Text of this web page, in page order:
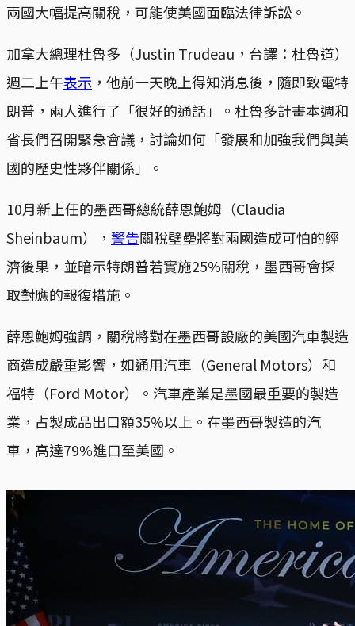
兩國大幅提高關稅，可能使美國面臨法律訴訟。
加拿大總理杜魯多（Justin Trudeau，台譯：杜魯道）
週二上午表示 ，他前一天晚上得知消息後，隨即致電特
朗普，兩人進行了「很好的通話」。杜魯多計畫本週和
省長們召開緊急會議，討論如何「發展和加強我們與美
國的歷史性夥伴關係」。
10月新上任的墨西哥總統薛恩鮑姆（Claudia
Sheinbaum）， 警告關稅壁壘將對兩國造成可怕的經
濟後果，並暗示特朗普若實施25%關稅，墨西哥會採
取對應的報復措施。
薛恩鮑姆強調，關稅將對在墨西哥設廠的美國汽車製造
商造成嚴重影響，如通用汽車（General Motors）和
福特（Ford Motor）。汽車產業是墨國最重要的製造
業，占製成品出口額35%以上。在墨西哥製造的汽
車，高達79%進口至美國。